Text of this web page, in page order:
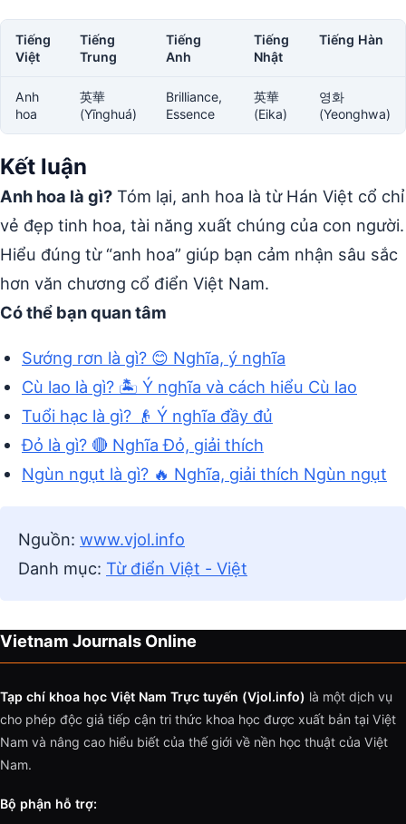
Tiếng
Việt
Tiếng
Trung
Tiếng
Anh
Tiếng
Nhật
Tiếng Hàn
Anh
hoa
英華
(Yīnghuá)
Brilliance,
Essence
英華
(Eika)
영화
(Yeonghwa)
Kết luận
Anh hoa là gì? Tóm lại, anh hoa là từ Hán Việt cổ chỉ
vẻ đẹp tinh hoa, tài năng xuất chúng của con người.
Hiểu đúng từ “anh hoa” giúp bạn cảm nhận sâu sắc
hơn văn chương cổ điển Việt Nam.
Có thể bạn quan tâm
Sướng rơn là gì? 😊 Nghĩa, ý nghĩa
Cù lao là gì? 🏝️ Ý nghĩa và cách hiểu Cù lao
Tuổi hạc là gì? 👴 Ý nghĩa đầy đủ
Đỏ là gì? 🔴 Nghĩa Đỏ, giải thích
Ngùn ngụt là gì? 🔥 Nghĩa, giải thích Ngùn ngụt
Nguồn: www.vjol.info
Danh mục: Từ điển Việt - Việt
Vietnam Journals Online
Tạp chí khoa học Việt Nam Trực tuyến (Vjol.info) là một dịch vụ
cho phép độc giả tiếp cận tri thức khoa học được xuất bản tại Việt
Nam và nâng cao hiểu biết của thế giới về nền học thuật của Việt
Nam.
Bộ phận hỗ trợ: